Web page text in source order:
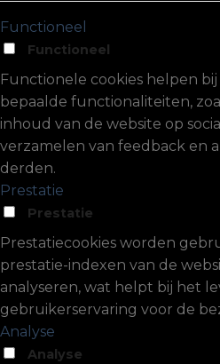
Functioneel
Functioneel
Functionele cookies helpen
bepaalde functionaliteiten,
inhoud van de website op
verzamelen van feedback en
derden.
Prestatie
Prestatie
Prestatiecookies worden
prestatie-indexen van de
analyseren, wat helpt bij het
gebruikerservaring voor de
Analyse
Analyse